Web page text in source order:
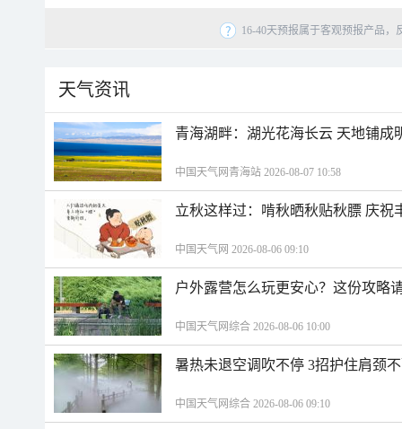
16-40天预报属于客观预报产品
天气资讯
青海湖畔：湖光花海长云 天地铺成
中国天气网青海站 2026-08-07 10:58
立秋这样过：啃秋晒秋贴秋膘 庆祝
中国天气网 2026-08-06 09:10
户外露营怎么玩更安心？这份攻略
中国天气网综合 2026-08-06 10:00
暑热未退空调吹不停 3招护住肩颈
中国天气网综合 2026-08-06 09:10